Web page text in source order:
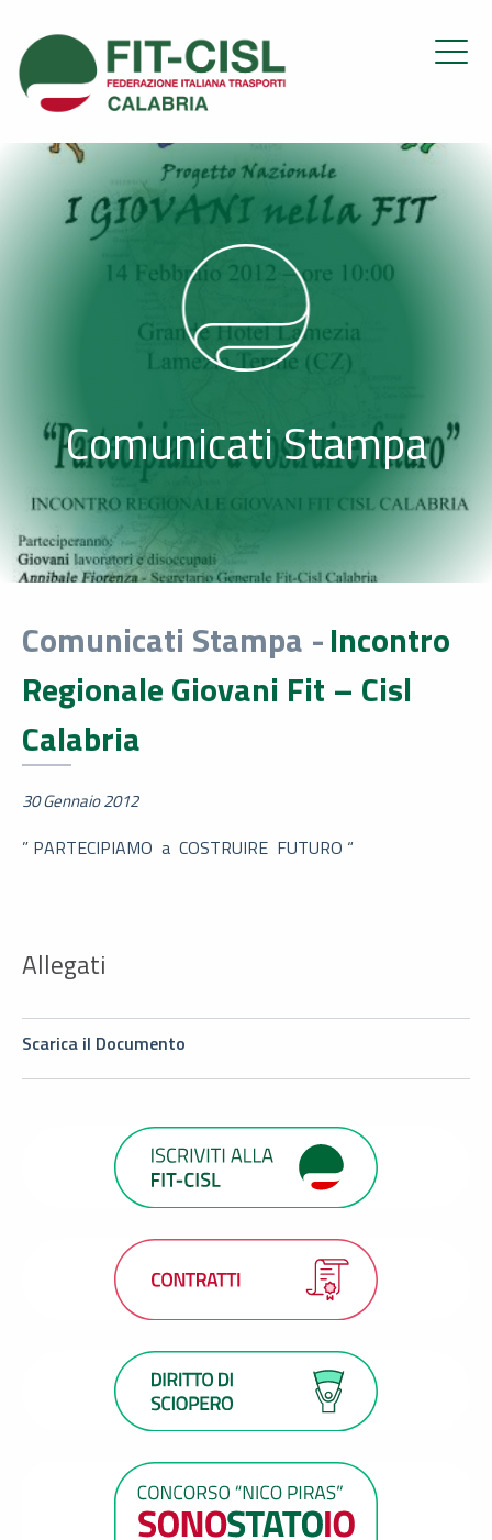
Comunicati Stampa
Comunicati Stampa -Incontro
Regionale Giovani Fit – Cisl
Calabria
30 Gennaio 2012
” PARTECIPIAMO a COSTRUIRE FUTURO “
Allegati
Scarica il Documento